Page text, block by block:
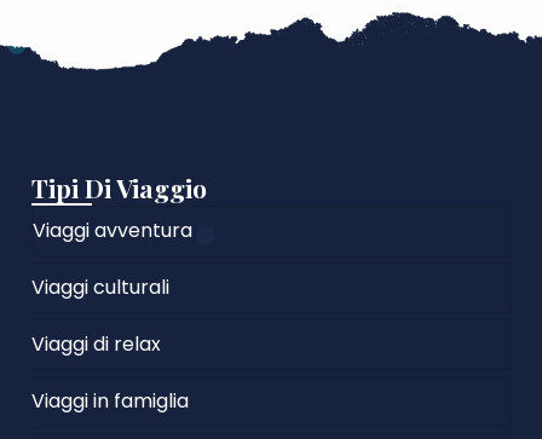
Tipi Di Viaggio
Viaggi avventura
Viaggi culturali
Viaggi di relax
Viaggi in famiglia